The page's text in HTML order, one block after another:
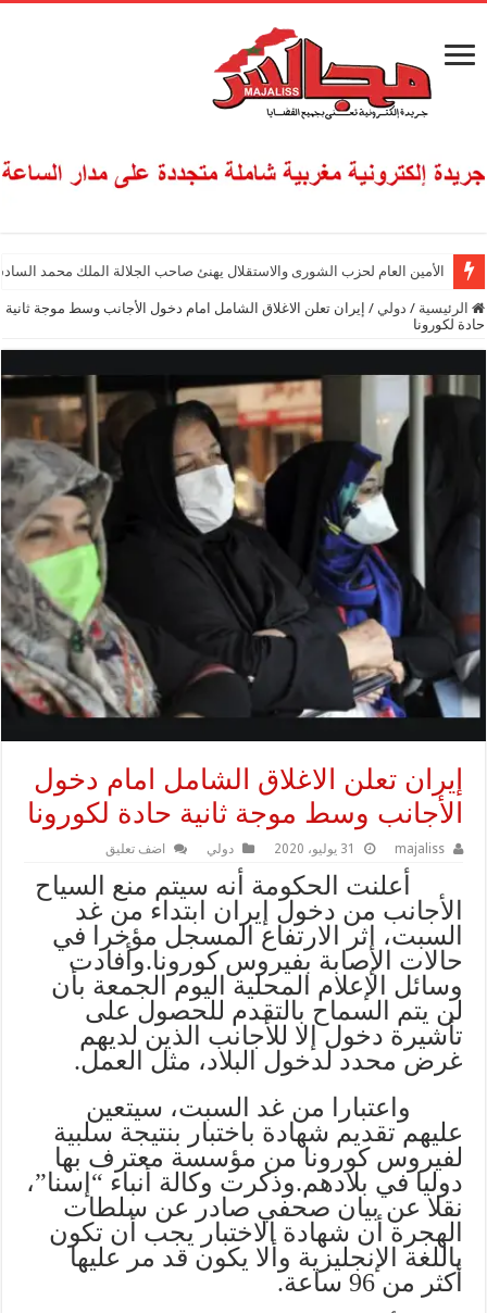
الأمين العام لحزب الشورى والاستقلال يهنئ صاحب الجلالة الملك محمد
الرئيسية / دولي / إيران تعلن الاغلاق الشامل امام دخول الأجانب وسط موجة ثانية
حادة لكورونا
إيران تعلن الاغلاق الشامل امام دخول
الأجانب وسط موجة ثانية حادة لكورونا
majaliss 31 يوليو، 2020 دولي اضف تعليق
أعلنت الحكومة أنه سيتم منع السياح
الأجانب من دخول إيران ابتداء من غد
السبت، إثر الارتفاع المسجل مؤخرا في
حالات الإصابة بفيروس كورونا.وأفادت
وسائل الإعلام المحلية اليوم الجمعة بأن
لن يتم السماح بالتقدم للحصول على
تأشيرة دخول إلا للأجانب الذين لديهم
غرض محدد لدخول البلاد، مثل العمل.
واعتبارا من غد السبت، سيتعين
عليهم تقديم شهادة باختبار بنتيجة سلبية
لفيروس كورونا من مؤسسة معترف بها
دوليا في بلادهم.وذكرت وكالة أنباء “إسنا”،
نقلا عن بيان صحفي صادر عن سلطات
الهجرة أن شهادة الاختبار يجب أن تكون
باللغة الإنجليزية وألا يكون قد مر عليها
أكثر من 96 ساعة.